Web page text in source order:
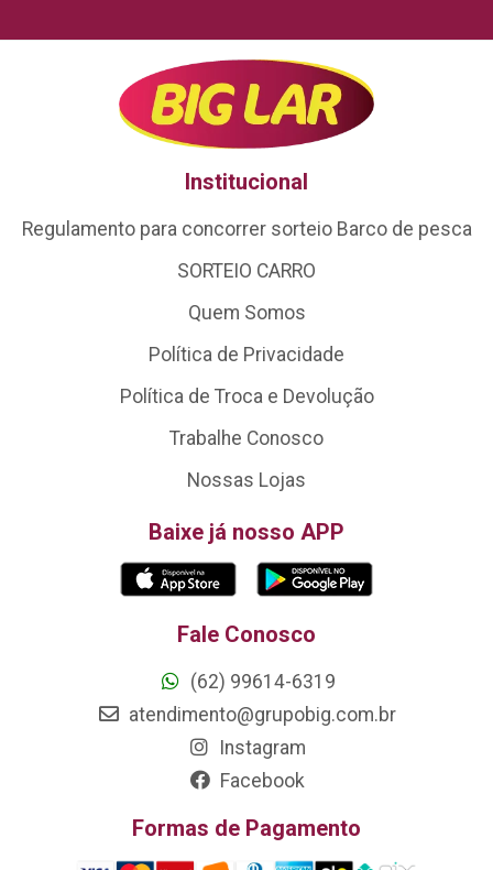
Institucional
Regulamento para concorrer sorteio Barco de pesca
SORTEIO CARRO
Quem Somos
Política de Privacidade
Política de Troca e Devolução
Trabalhe Conosco
Nossas Lojas
Baixe já nosso APP
Fale Conosco
(62) 99614-6319
atendimento@grupobig.com.br
Instagram
Facebook
Formas de Pagamento